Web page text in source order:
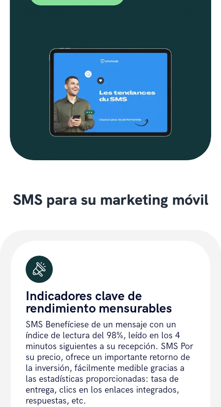
SMS para su marketing móvil
Indicadores clave de
rendimiento mensurables
SMS Benefíciese de un mensaje con un
índice de lectura del 98%, leído en los 4
minutos siguientes a su recepción. SMS Por
su precio, ofrece un importante retorno de
la inversión, fácilmente medible gracias a
las estadísticas proporcionadas: tasa de
entrega, clics en los enlaces integrados,
respuestas, etc.